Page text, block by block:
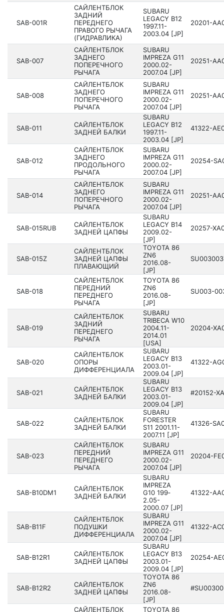
SAB-001R
САЙЛЕНТБЛОК
ЗАДНИЙ
ПЕРЕДНЕГО
ПРАВОГО РЫЧАГА
(ГИДРАВЛИКА)
SUBARU
LEGACY B12
199­7.11-
2003.04 [JP]
20201­-
SAB-007
САЙЛЕНТБЛОК
ЗАДНЕГО
ПОПЕРЕЧНОГО
РЫЧАГА
SUBARU
IMPREZA G11
200­0.02-
2007.04 [JP]
20251­-
SAB-008
САЙЛЕНТБЛОК
ЗАДНЕГО
ПОПЕРЕЧНОГО
РЫЧАГА
SUBARU
IMPREZA G11
200­0.02-
2007.04 [JP]
20251­-
SAB-011
САЙЛЕНТБЛОК
ЗАДНЕЙ БАЛКИ
SUBARU
LEGACY B12
199­7.11-
2003.04 [JP]
41322­-
SAB-012
САЙЛЕНТБЛОК
ЗАДНЕГО
ПРОДОЛЬНОГО
РЫЧАГА
SUBARU
IMPREZA G11
200­0.02-
2007.04 [JP]
20254­-
SAB-014
САЙЛЕНТБЛОК
ЗАДНЕГО
ПОПЕРЕЧНОГО
РЫЧАГА
SUBARU
IMPREZA G11
200­0.02-
2007.04 [JP]
20251­-
SAB-015RUB
САЙЛЕНТБЛОК
ЗАДНЕЙ ЦАПФЫ
SUBARU
LEGACY B14
200­9.02-
[JP]
20257­-
SAB-015Z
САЙЛЕНТБЛОК
ЗАДНЕЙ ЦАПФЫ
ПЛАВАЮЩИЙ
TOYOTA 86
ZN6
2016­.08-
[JP]
SAB-018
САЙЛЕНТБЛОК
ПЕРЕДНИЙ
ПЕРЕДНЕГО
РЫЧАГА
TOYOTA 86
ZN6
2016­.08-
[JP]
SU003-
SAB-019
САЙЛЕНТБЛОК
ЗАДНИЙ
ПЕРЕДНЕГО
РЫЧАГА
SUBARU
TRIBECA W10
200­4.11-
2014.01
[USA]
20204­-
SAB-020
САЙЛЕНТБЛОК
ОПОРЫ
ДИФФЕРЕНЦИАЛА
SUBARU
LEGACY B13
200­3.01-
2009.04 [JP]
41322­-
SAB-021
САЙЛЕНТБЛОК
ЗАДНЕЙ БАЛКИ
SUBARU
LEGACY B13
200­3.01-
2009.04 [JP]
#20152­-
SAB-022
САЙЛЕНТБЛОК
ЗАДНЕЙ БАЛКИ
SUBARU
FORESTER
S11 200­1.11-
2007.11 [JP]
41326­-
SAB-023
САЙЛЕНТБЛОК
ПЕРЕДНИЙ
ПЕРЕДНЕГО
РЫЧАГА
SUBARU
IMPREZA G11
200­0.02-
2007.04 [JP]
20204­-
SAB-B10DM1
САЙЛЕНТБЛОК
ЗАДНЕЙ БАЛКИ
SUBARU
IMPREZA
G10 199­
2.05-
2000.07 [JP]
41322­-
SAB-B11F
САЙЛЕНТБЛОК
ПОДУШКИ
ДИФФЕРЕНЦИАЛА
SUBARU
IMPREZA G11
200­0.02-
2007.04 [JP]
41322­-
SAB-B12R1
САЙЛЕНТБЛОК
ЗАДНЕЙ ЦАПФЫ
SUBARU
LEGACY B13
200­3.01-
2009.04 [JP]
20254­-
SAB-B12R2
САЙЛЕНТБЛОК
ЗАДНЕЙ ЦАПФЫ
TOYOTA 86
ZN6
2016­.08-
[JP]
САЙЛЕНТБЛОК TOYOTA 86